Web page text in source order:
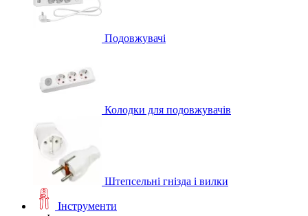
Подовжувачі
Колодки для подовжувачів
Штепсельні гнізда і вилки
Інструменти